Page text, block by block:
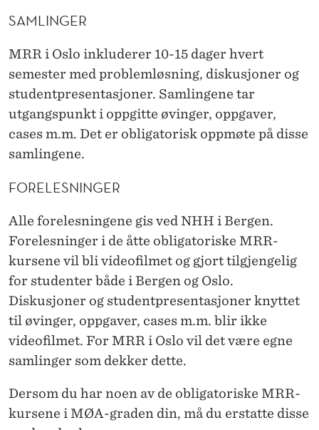
SAMLINGER
MRR i Oslo inkluderer 10-15 dager hvert
semester med problemløsning, diskusjoner og
studentpresentasjoner. Samlingene tar
utgangspunkt i oppgitte øvinger, oppgaver,
cases m.m. Det er obligatorisk oppmøte på disse
samlingene.
FORELESNINGER
Alle forelesningene gis ved NHH i Bergen.
Forelesninger i de åtte obligatoriske MRR-
kursene vil bli videofilmet og gjort tilgjengelig
for studenter både i Bergen og Oslo.
Diskusjoner og studentpresentasjoner knyttet
til øvinger, oppgaver, cases m.m. blir ikke
videofilmet. For MRR i Oslo vil det være egne
samlinger som dekker dette.
Dersom du har noen av de obligatoriske MRR-
kursene i MØA-graden din, må du erstatte disse